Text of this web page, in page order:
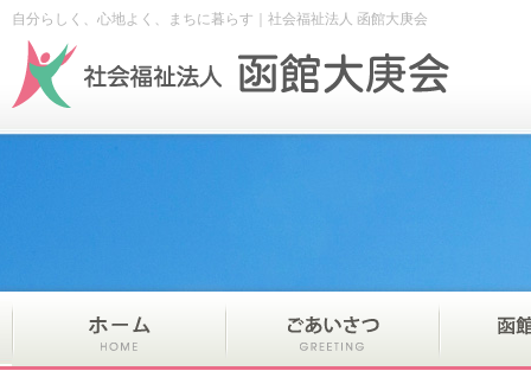
自分らしく、心地よく、まちに暮らす｜社会福祉法人 函館大庚会